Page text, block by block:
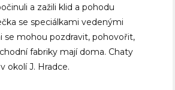
a zažili klid a pohodu
se speciálkami vedenými
se mohou pozdravit, pohovořit,
fabriky mají doma. Chaty
okolí J. Hradce.